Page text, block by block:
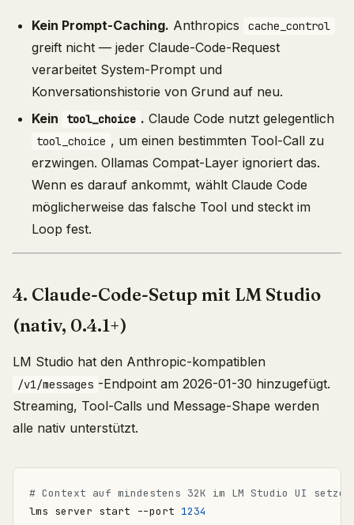
Kein Prompt-Caching. Anthropics cache_control
greift nicht — jeder Claude-Code-Request
verarbeitet System-Prompt und
Konversationshistorie von Grund auf neu.
Kein
tool_choice . Claude Code nutzt gelegentlich
tool_choice , um einen bestimmten Tool-Call zu
erzwingen. Ollamas Compat-Layer ignoriert das.
Wenn es darauf ankommt, wählt Claude Code
möglicherweise das falsche Tool und steckt im
Loop fest.
4. Claude-Code-Setup mit LM Studio
(nativ, 0.4.1+)
LM Studio hat den Anthropic-kompatiblen
/v1/messages -Endpoint am 2026-01-30 hinzugefügt.
Streaming, Tool-Calls und Message-Shape werden
alle nativ unterstützt.
# Context auf mindestens 32K im LM Studio UI
lms server start --port 1234